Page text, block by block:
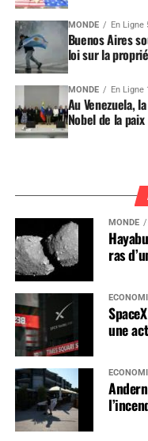
MONDE En Ligne
Buenos Aires
loi sur la
MONDE En Ligne
Au Venezuela,
Nobel de la paix
MONDE
ras
une